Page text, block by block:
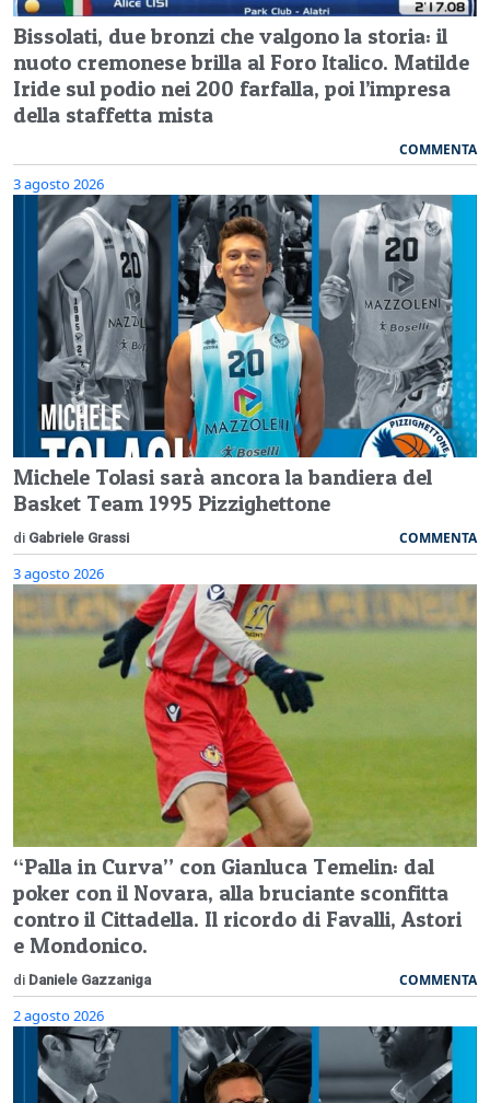
Bissolati, due bronzi che valgono la storia: il
nuoto cremonese brilla al Foro Italico. Matilde
Iride sul podio nei 200 farfalla, poi l’impresa
della staffetta mista
COMMENTA
3 agosto 2026
Michele Tolasi sarà ancora la bandiera del
Basket Team 1995 Pizzighettone
di Gabriele Grassi COMMENTA
3 agosto 2026
“Palla in Curva” con Gianluca Temelin: dal
poker con il Novara, alla bruciante sconfitta
contro il Cittadella. Il ricordo di Favalli, Astori
e Mondonico.
di Daniele Gazzaniga COMMENTA
2 agosto 2026